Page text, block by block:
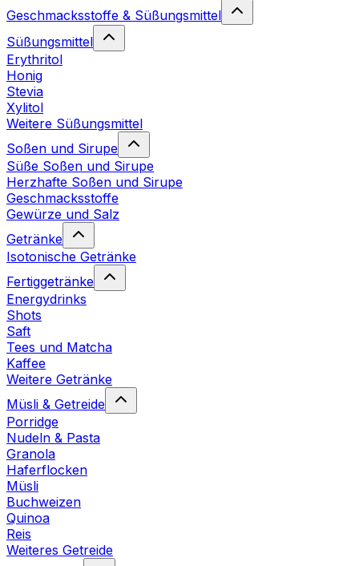
Geschmacksstoffe & Süßungsmittel
Süßungsmittel
Erythritol
Honig
Stevia
Xylitol
Weitere Süßungsmittel
Soßen und Sirupe
Süße Soßen und Sirupe
Herzhafte Soßen und Sirupe
Geschmacksstoffe
Gewürze und Salz
Getränke
Isotonische Getränke
Fertiggetränke
Energydrinks
Shots
Saft
Tees und Matcha
Kaffee
Weitere Getränke
Müsli & Getreide
Porridge
Nudeln & Pasta
Granola
Haferflocken
Müsli
Buchweizen
Quinoa
Reis
Weiteres Getreide